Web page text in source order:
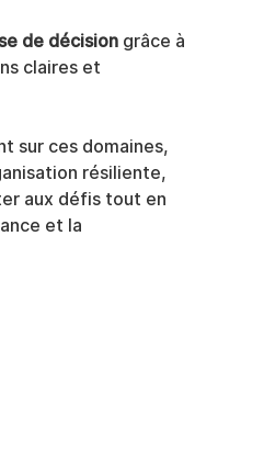
de décision grâce à
claires et
sur ces domaines,
résiliente,
aux défis tout en
et la